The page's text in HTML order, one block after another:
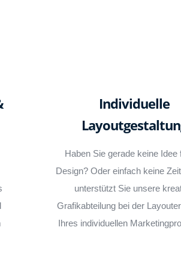
Individuelle
Haben Sie gerade keine Idee
Design? Oder einfach keine
unterstützt Sie unsere
Grafikabteilung bei der
Ihres individuellen